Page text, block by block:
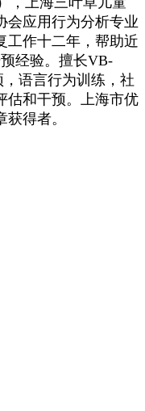
会应用行为分析专业
工作十二年，帮助近
经验。擅长VB-
语言行为训练，社
估和干预。上海市优
得者。